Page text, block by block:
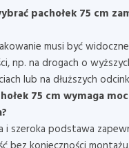
pachołek 75 cm
musi być
np. na drogach o
lub na dłuższych
75 cm wymaga
i szeroka podstawa